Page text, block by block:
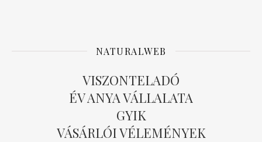
NATURALWEB
VISZONTELADÓ
ÉV ANYA VÁLLALATA
GYIK
VÁSÁRLÓI VÉLEMÉNYEK